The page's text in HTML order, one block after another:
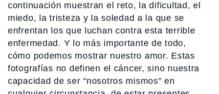
continuación muestran el reto, la dificultad, el
miedo, la tristeza y la soledad a la que se
enfrentan los que luchan contra esta terrible
enfermedad. Y lo más importante de todo,
cómo podemos mostrar nuestro amor. Estas
fotografías no definen el cáncer, sino nuestra
capacidad de ser “nosotros mismos” en